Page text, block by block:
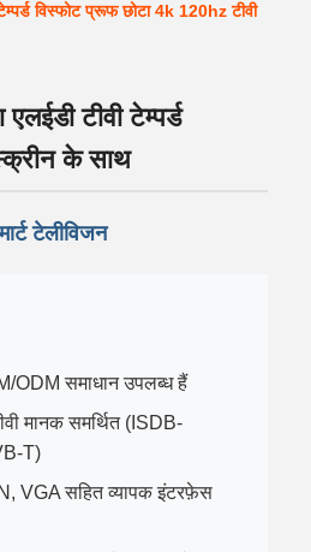
विस्फोट प्रूफ छोटा 4k 120hz टीवी
टीवी टेम्पर्ड
के साथ
टेलीविजन
ODM समाधान उपलब्ध हैं
मानक समर्थित (ISDB-
T)
VGA सहित व्यापक इंटरफ़ेस